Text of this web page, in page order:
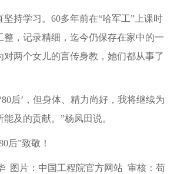
坚持学习。60多年前在“哈军工”上课时
整，记录精细，迄今仍保存在家中的一
对两个女儿的言传身教，她们都从事了
后’，但身体、精力尚好，我将继续为
及的贡献。”杨凤田说。
后”致敬！
图片：中国工程院官方网站 审核：苟